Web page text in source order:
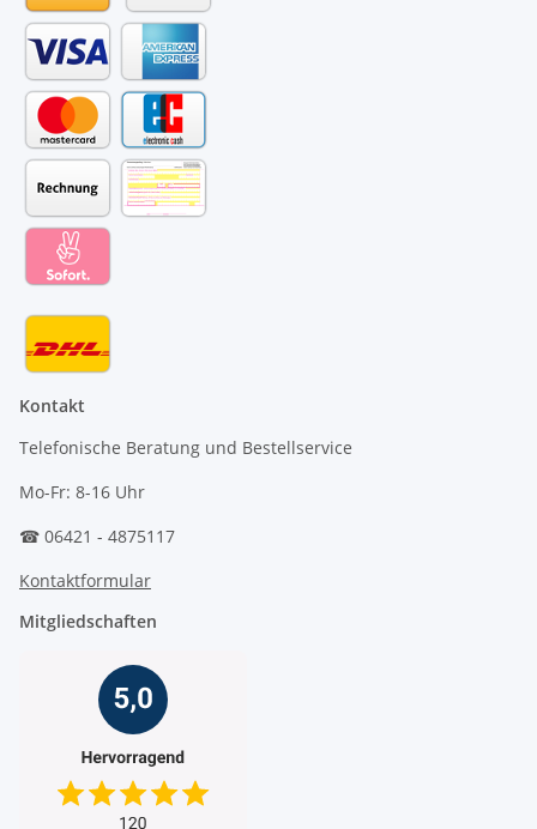
Kontakt
Telefonische Beratung und Bestellservice
Mo-Fr: 8-16 Uhr
☎ 06421 - 4875117
Kontaktformular
Mitgliedschaften